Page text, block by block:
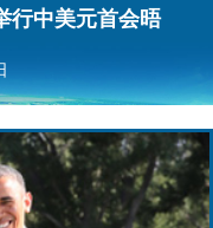
行中美元首会晤